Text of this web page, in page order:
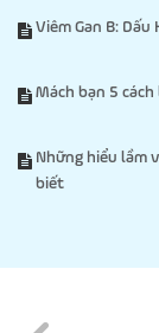
Viêm Gan B: Dấu
Mách bạn 5
Những hiểu lầm
biết